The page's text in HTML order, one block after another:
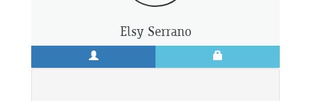
Elsy Serrano